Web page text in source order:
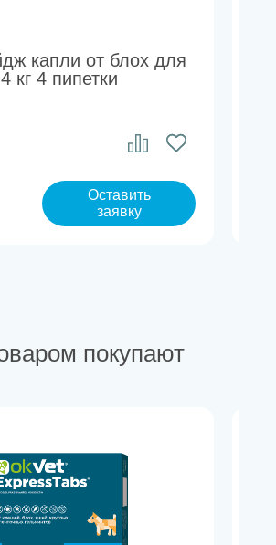
капли от блох для
кг 4 пипетки
Оставить
заявку
покупают